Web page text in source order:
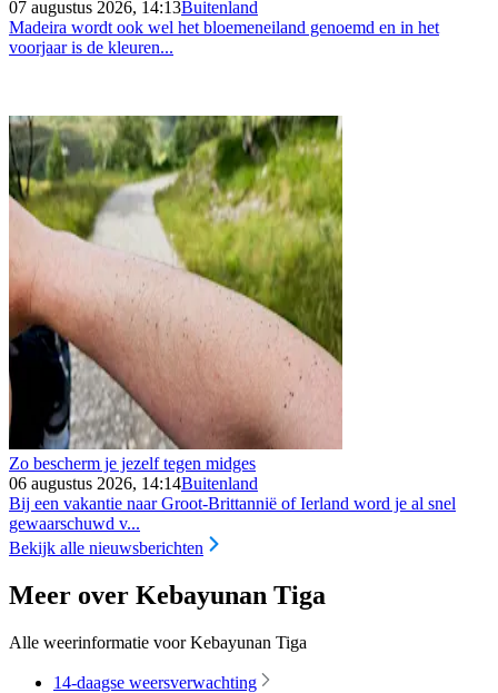
07 augustus 2026, 14:13Buitenland
Madeira wordt ook wel het bloemeneiland genoemd en in het
voorjaar is de kleuren...
Zo bescherm je jezelf tegen midges
06 augustus 2026, 14:14Buitenland
Bij een vakantie naar Groot-Brittannië of Ierland word je al snel
gewaarschuwd v...
Bekijk alle nieuwsberichten
Meer over Kebayunan Tiga
Alle weerinformatie voor Kebayunan Tiga
14-daagse weersverwachting